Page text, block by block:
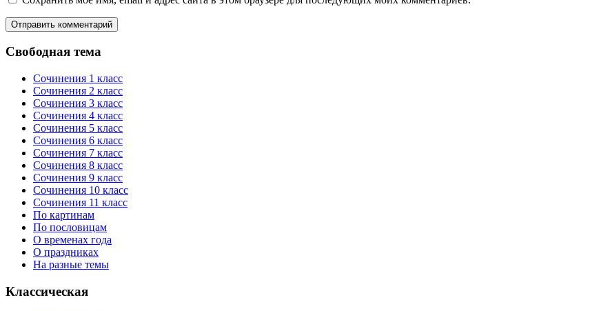
Свободная тема
Сочинения 1 класс
Сочинения 2 класс
Сочинения 3 класс
Сочинения 4 класс
Сочинения 5 класс
Сочинения 6 класс
Сочинения 7 класс
Сочинения 8 класс
Сочинения 9 класс
Сочинения 10 класс
Сочинения 11 класс
По картинам
По пословицам
О временах года
О праздниках
На разные темы
Классическая